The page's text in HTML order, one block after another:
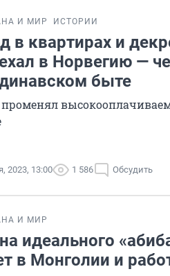
И МИР ИСТОРИИ
в квартирах и
в Норвегию —
быте
2023, 13:00 1 586 Обсудить
И МИР
идеального
в Монголии и